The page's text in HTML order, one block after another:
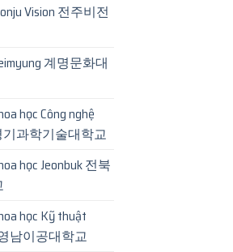
Vision 전주비전
계명문화대
học Công nghệ
기과학기술대학교
học Jeonbuk 전북
học Kỹ thuật
남이공대학교